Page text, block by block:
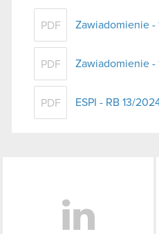
PDF Zawiadomienie -
PDF Zawiadomienie -
PDF ESPI - RB 13/